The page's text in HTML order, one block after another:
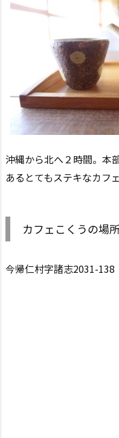
沖縄から北へ２時間。本
あるとてもステキなカフェ
カフェこくうの場
今帰仁村字諸志2031-138